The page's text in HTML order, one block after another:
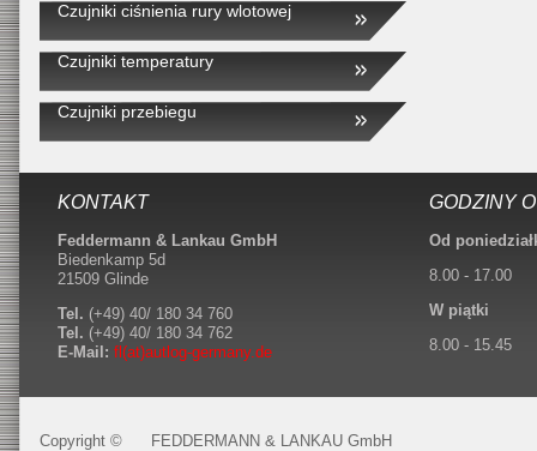
Czujniki ciśnienia rury wlotowej
Czujniki temperatury
Czujniki przebiegu
KONTAKT
Feddermann & Lankau GmbH
Biedenkamp 5d
21509 Glinde
Tel. (+49) 40/ 180 34 760
Tel. (+49) 40/ 180 34 762
E-Mail: fl(at)autlog-germany.de
GODZINY
Od
8.00 - 17.00
W piątki
8.00 - 15.45
Copyright © FEDDERMANN & LANKAU GmbH